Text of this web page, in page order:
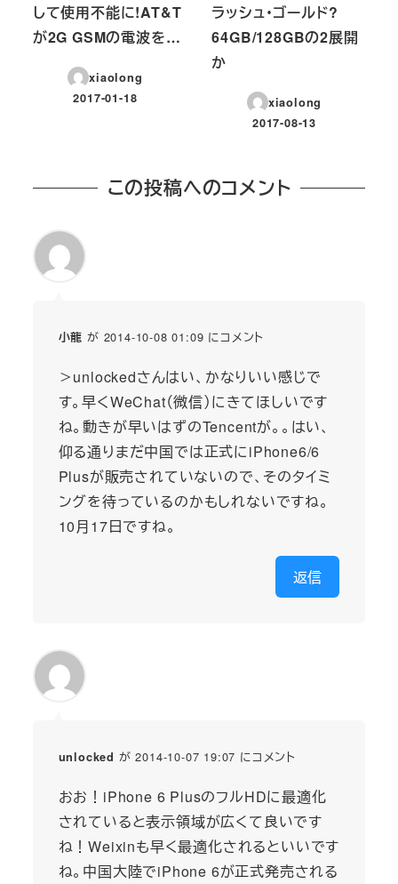
して使用不能に!AT&T
が2G GSMの電波を…
xiaolong
投稿日
2017-01-18
ラッシュ・ゴールド?
64GB/128GBの2展開
か
xiaolong
投稿日
2017-08-13
この投稿へのコメント
小龍 が 2014-10-08 01:09 にコメント
＞unlockedさんはい、かなりいい感じで
す。早くWeChat（微信）にきてほしいです
ね。動きが早いはずのTencentが。。はい、
仰る通りまだ中国では正式にiPhone6/6
Plusが販売されていないので、そのタイミ
ングを待っているのかもしれないですね。
10月17日ですね。
返信
unlocked が 2014-10-07 19:07 にコメント
おお！iPhone 6 PlusのフルHDに最適化
されていると表示領域が広くて良いです
ね！Weixinも早く最適化されるといいです
ね。中国大陸でiPhone 6が正式発売される